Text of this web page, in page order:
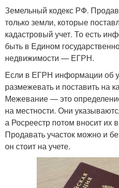
Земельный кодекс РФ.
только земли, которые
кадастровый учет. То есть
быть в Едином
недвижимости — ЕГРН.
Если в ЕГРН информации об
размежевать и поставить на
Межевание — это
на местности. Они
а Росреестр потом вносит их
Продавать участок можно и
он стоит на учете.